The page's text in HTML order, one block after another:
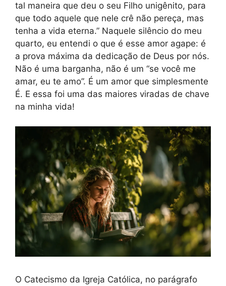
tal maneira que deu o seu Filho unigênito, para
que todo aquele que nele crê não pereça, mas
tenha a vida eterna.” Naquele silêncio do meu
quarto, eu entendi o que é esse amor agape: é
a prova máxima da dedicação de Deus por nós.
Não é uma barganha, não é um “se você me
amar, eu te amo”. É um amor que simplesmente
É. E essa foi uma das maiores viradas de chave
na minha vida!
O Catecismo da Igreja Católica, no parágrafo